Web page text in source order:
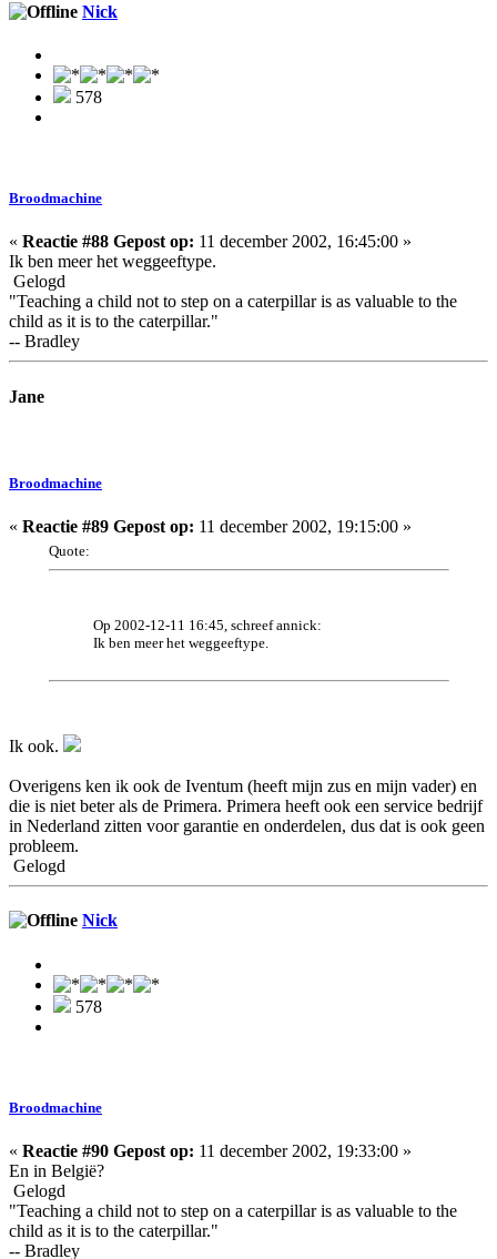
Nick
578
Broodmachine
« Reactie #88 Gepost op: 11 december 2002, 16:45:00 »
Ik ben meer het weggeeftype.
Gelogd
"Teaching a child not to step on a caterpillar is as valuable to the
child as it is to the caterpillar."
-- Bradley
Jane
Broodmachine
« Reactie #89 Gepost op: 11 december 2002, 19:15:00 »
Quote:
Op 2002-12-11 16:45, schreef annick:
Ik ben meer het weggeeftype.
Ik ook.
Overigens ken ik ook de Iventum (heeft mijn zus en mijn vader) en
die is niet beter als de Primera. Primera heeft ook een service bedrijf
in Nederland zitten voor garantie en onderdelen, dus dat is ook geen
probleem.
Gelogd
Nick
578
Broodmachine
« Reactie #90 Gepost op: 11 december 2002, 19:33:00 »
En in België?
Gelogd
"Teaching a child not to step on a caterpillar is as valuable to the
child as it is to the caterpillar."
-- Bradley